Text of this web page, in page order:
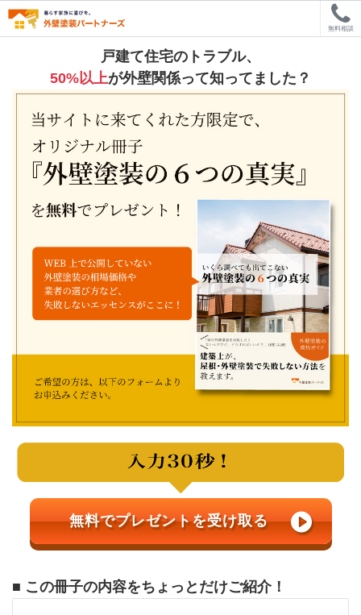
無料相談
戸建て住宅のトラブル、
50%以上が外壁関係って知ってました？
無料でプレゼントを受け取る
■ この冊子の内容をちょっとだけご紹介！